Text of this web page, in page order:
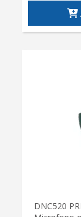
DNC520